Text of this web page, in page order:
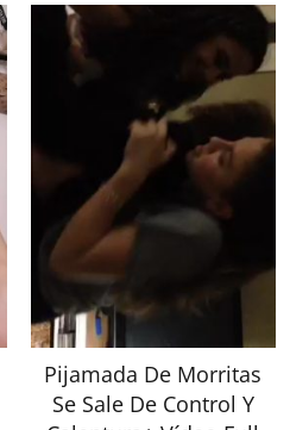
Pijamada De Morritas
Se Sale De Control Y